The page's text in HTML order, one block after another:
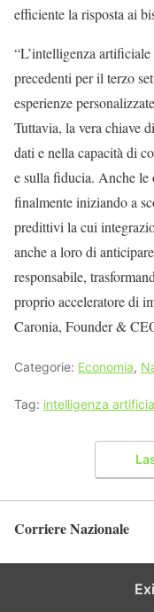
efficiente la risposta ai
“L’intelligenza artificiale
precedenti per il terzo
esperienze
Tuttavia, la vera chiave
dati e nella capacità di
e sulla fiducia. Anche
finalmente iniziando a
predittivi la cui
anche a loro di
responsabile,
proprio acceleratore di
Caronia, Founder &
Categorie: Economia,
Tag: intelligenza
Corriere Nazionale